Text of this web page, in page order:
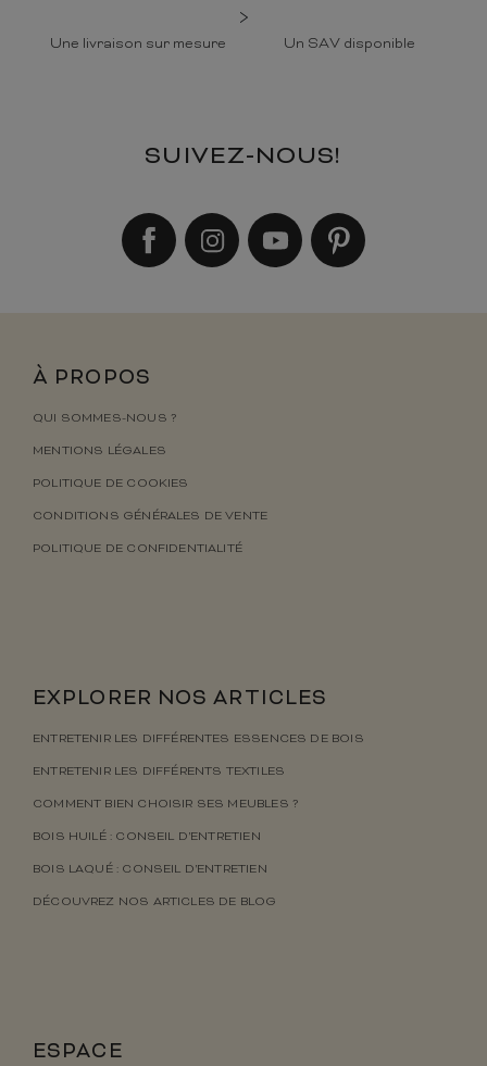
Une livraison sur mesure Un SAV disponible
SUIVEZ-NOUS!
À PROPOS
QUI SOMMES-NOUS ?
MENTIONS LÉGALES
POLITIQUE DE COOKIES
CONDITIONS GÉNÉRALES DE VENTE
POLITIQUE DE CONFIDENTIALITÉ
EXPLORER NOS ARTICLES
ENTRETENIR LES DIFFÉRENTES ESSENCES DE BOIS
ENTRETENIR LES DIFFÉRENTS TEXTILES
COMMENT BIEN CHOISIR SES MEUBLES ?
BOIS HUILÉ : CONSEIL D’ENTRETIEN
BOIS LAQUÉ : CONSEIL D’ENTRETIEN
DÉCOUVREZ NOS ARTICLES DE BLOG
ESPACE